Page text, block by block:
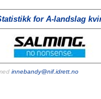
for A-landslag
innebandy@nif.idrett.no